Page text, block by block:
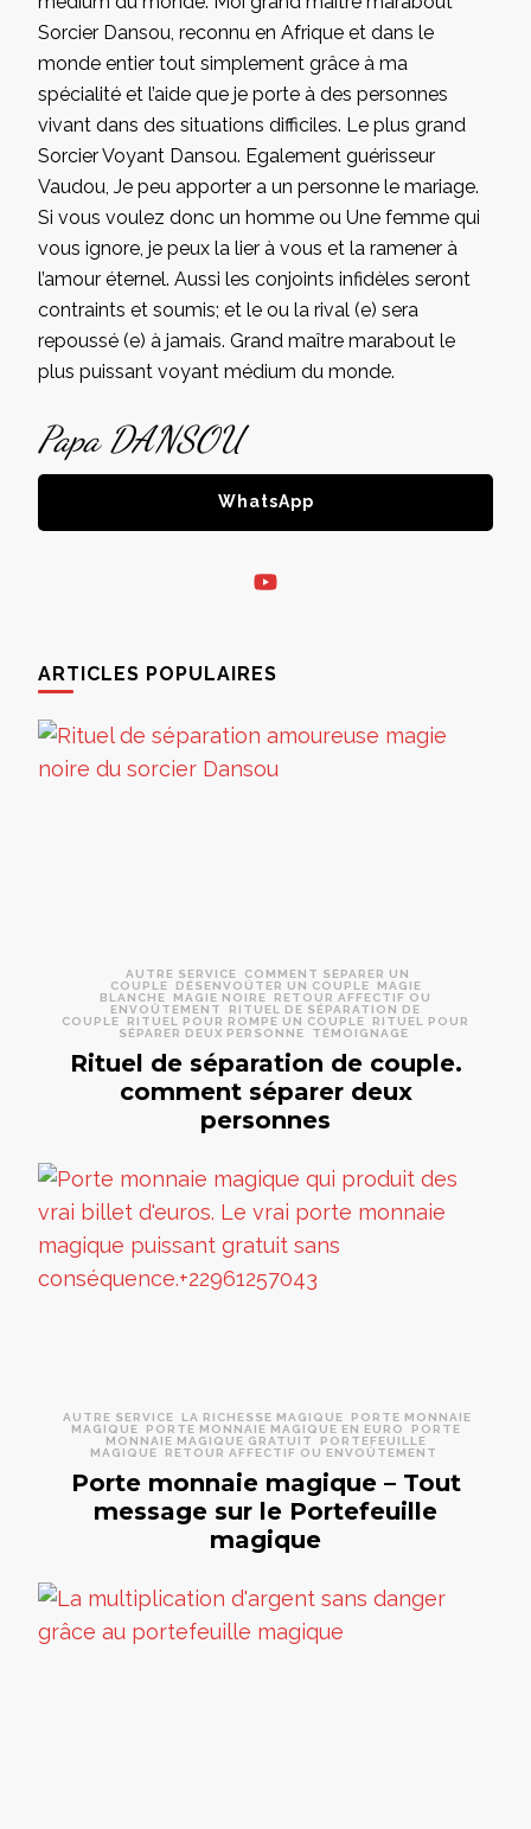
Sorcier Dansou, reconnu en Afrique et dans le
monde entier tout simplement grâce à ma
spécialité et l’aide que je porte à des personnes
vivant dans des situations difficiles. Le plus grand
Sorcier Voyant Dansou. Egalement guérisseur
Vaudou, Je peu apporter a un personne le mariage.
Si vous voulez donc un homme ou Une femme qui
vous ignore, je peux la lier à vous et la ramener à
l’amour éternel. Aussi les conjoints infidèles seront
contraints et soumis; et le ou la rival (e) sera
repoussé (e) à jamais. Grand maître marabout le
plus puissant voyant médium du monde.
Papa DANSOU
WhatsApp
ARTICLES POPULAIRES
AUTRE SERVICE
COMMENT SÉPARER UN
COUPLE
DÉSENVOÛTER UN COUPLE
MAGIE
BLANCHE
MAGIE NOIRE
RETOUR AFFECTIF OU
ENVOÛTEMENT
RITUEL DE SÉPARATION DE
COUPLE
RITUEL POUR ROMPE UN COUPLE
RITUEL POUR
SÉPARER DEUX PERSONNE
TÉMOIGNAGE
Rituel de séparation de couple.
comment séparer deux
personnes
AUTRE SERVICE LA RICHESSE MAGIQUE
PORTE MONNAIE
MAGIQUE
PORTE MONNAIE MAGIQUE EN EURO
PORTE
MONNAIE MAGIQUE GRATUIT
PORTEFEUILLE
MAGIQUE
RETOUR AFFECTIF OU ENVOÛTEMENT
Porte monnaie magique – Tout
message sur le Portefeuille
magique